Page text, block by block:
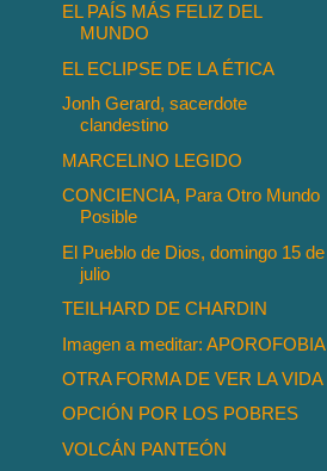
EL PAÍS MÁS FELIZ DEL
MUNDO
EL ECLIPSE DE LA ÉTICA
Jonh Gerard, sacerdote
clandestino
MARCELINO LEGIDO
CONCIENCIA, Para Otro Mundo
Posible
El Pueblo de Dios, domingo 15 de
julio
TEILHARD DE CHARDIN
Imagen a meditar: APOROFOBIA
OTRA FORMA DE VER LA VIDA
OPCIÓN POR LOS POBRES
VOLCÁN PANTEÓN